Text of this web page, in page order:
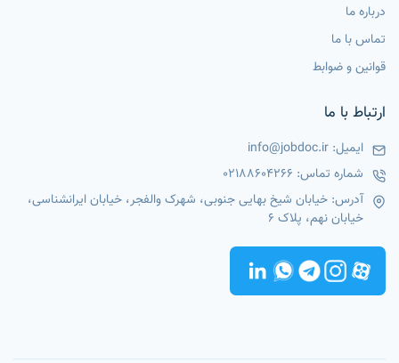
درباره ما
تماس با ما
قوانین و ضوابط
ارتباط با ما
ایمیل: info@jobdoc.ir
شماره تماس: 02188604266
آدرس: خیابان شیخ بهایی جنوبی، شهرک والفجر، خیابان ایرانشناسی،
خیابان نهم، پلاک 6